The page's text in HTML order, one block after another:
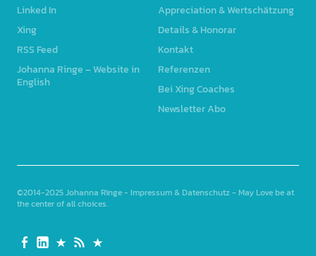
Linked In
Xing
RSS Feed
Johanna Ringe – Website in
English
Appreciation & Wertschätzung
Details & Honorar
Kontakt
Referenzen
Bei Xing Coaches
Newsletter Abo
©2014-2025Johanna Ringe- Impressum & Datenschutz- May Love be at
the center of all choices